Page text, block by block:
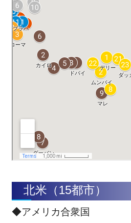
北米（15都市）
◆アメリカ合衆国